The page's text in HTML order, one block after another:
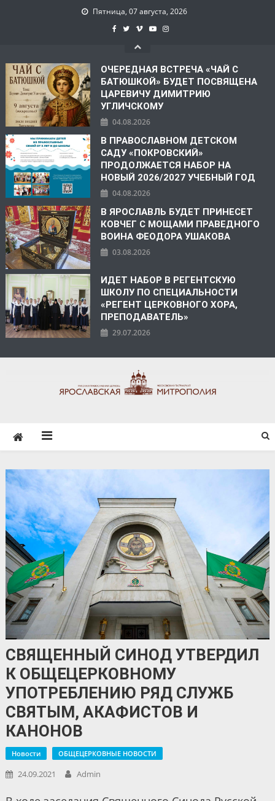
Пятница, 07 августа, 2026
ОЧЕРЕДНАЯ ВСТРЕЧА «ЧАЙ С
БАТЮШКОЙ» БУДЕТ ПОСВЯЩЕНА
ЦАРЕВИЧУ ДИМИТРИЮ
УГЛИЧСКОМУ
04.08.2026
В ПРАВОСЛАВНОМ ДЕТСКОМ
САДУ «ПОКРОВСКИЙ»
ПРОДОЛЖАЕТСЯ НАБОР НА
НОВЫЙ 2026/2027 УЧЕБНЫЙ ГОД
04.08.2026
В ЯРОСЛАВЛЬ БУДЕТ ПРИНЕСЕТ
КОВЧЕГ С МОЩАМИ ПРАВЕДНОГО
ВОИНА ФЕОДОРА УШАКОВА
03.08.2026
ИДЕТ НАБОР В РЕГЕНТСКУЮ
ШКОЛУ ПО СПЕЦИАЛЬНОСТИ
«РЕГЕНТ ЦЕРКОВНОГО ХОРА,
ПРЕПОДАВАТЕЛЬ»
29.07.2026
СВЯЩЕННЫЙ СИНОД УТВЕРДИЛ
К ОБЩЕЦЕРКОВНОМУ
УПОТРЕБЛЕНИЮ РЯД СЛУЖБ
СВЯТЫМ, АКАФИСТОВ И
КАНОНОВ
Новости ОБЩЕЦЕРКОВНЫЕ НОВОСТИ
24.09.2021 Admin